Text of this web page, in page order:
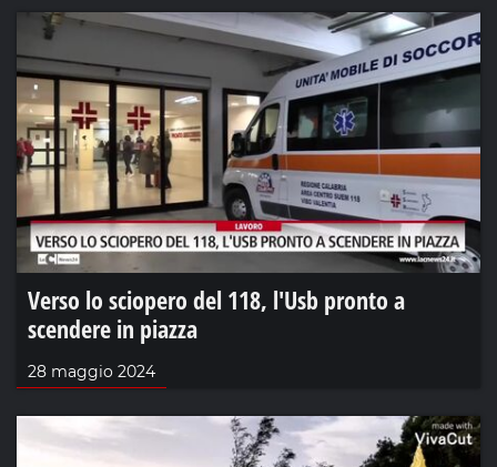
Verso lo sciopero del 118, l'Usb pronto a
scendere in piazza
28 maggio 2024